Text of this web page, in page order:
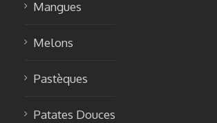
Mangues
Melons
Pastèques
Patates Douces